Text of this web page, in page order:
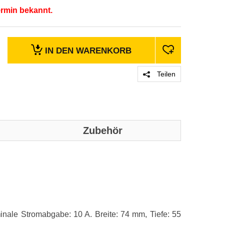
bekannt.
IN DEN WARENKORB
Teilen
Zubehör
Stromabgabe: 10 A. Breite: 74 mm, Tiefe: 55